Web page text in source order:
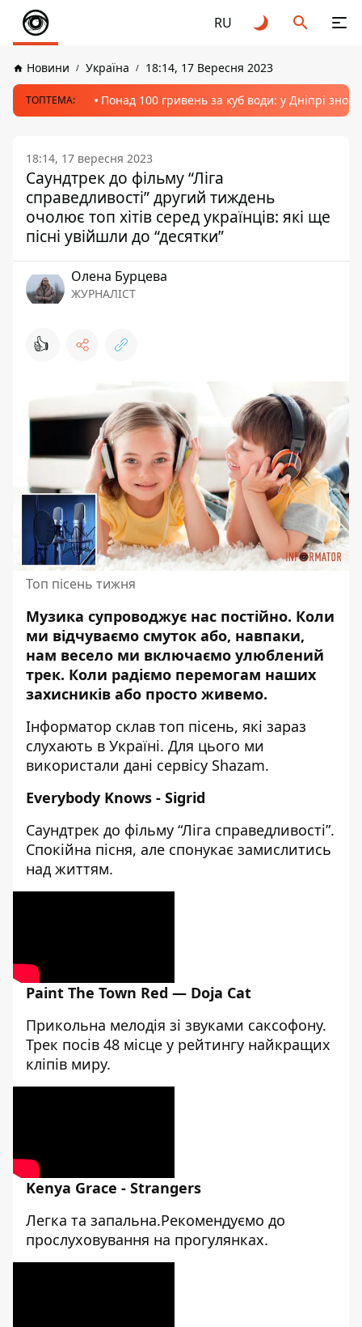
RU
Новини Україна 18:14, 17 Вересня 2023
ТОПТЕМА: Понад 100 гривень за куб води: у Дніпрі
18:14, 17 вересня 2023
Саундтрек до фільму “Ліга
справедливості” другий тиждень
очолює топ хітів серед українців: які ще
пісні увійшли до “десятки”
Олена Бурцева
ЖУРНАЛІСТ
👍
Топ пісень тижня
Музика супроводжує нас постійно. Коли
ми відчуваємо смуток або, навпаки,
нам весело ми включаємо улюблений
трек. Коли радіємо перемогам наших
захисників або просто живемо.
Інформатор склав топ пісень, які зараз
слухають в Україні. Для цього ми
використали дані сервісу Shazam.
Everybody Knows - Sigrid
Саундтрек до фільму “Ліга справедливості”.
Спокійна пісня, але спонукає замислитись
над життям.
Paint The Town Red — Doja Cat
Прикольна мелодія зі звуками саксофону.
Трек посів 48 місце у рейтингу найкращих
кліпів миру.
Kenya Grace - Strangers
Легка та запальна.Рекомендуємо до
прослуховування на прогулянках.